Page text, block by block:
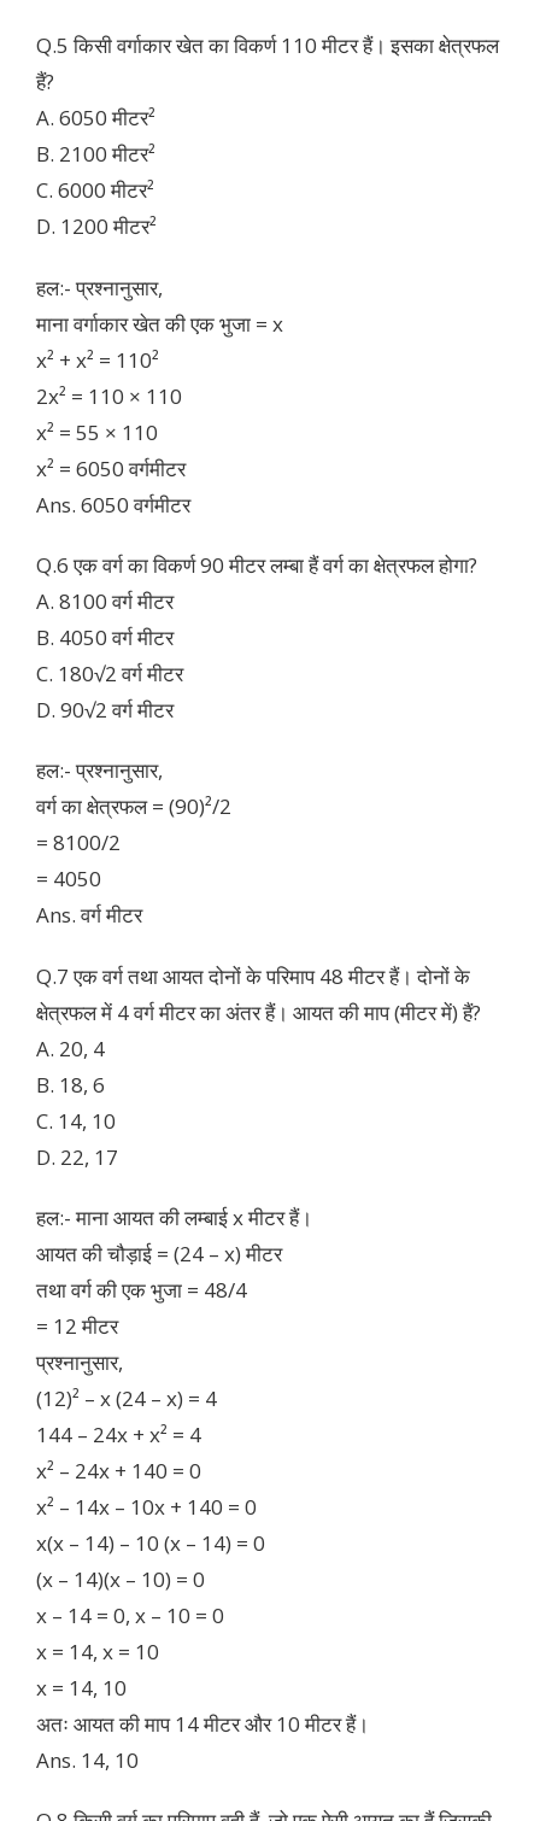
Q.5 किसी वर्गाकार खेत का विकर्ण 110 मीटर हैं। इसका क्षेत्रफल
हैं?
A. 6050 मीटर²
B. 2100 मीटर²
C. 6000 मीटर²
D. 1200 मीटर²
हल:- प्रश्नानुसार,
माना वर्गाकार खेत की एक भुजा = x
x² + x² = 110²
2x² = 110 × 110
x² = 55 × 110
x² = 6050 वर्गमीटर
Ans. 6050 वर्गमीटर
Q.6 एक वर्ग का विकर्ण 90 मीटर लम्बा हैं वर्ग का क्षेत्रफल होगा?
A. 8100 वर्ग मीटर
B. 4050 वर्ग मीटर
C. 180√2 वर्ग मीटर
D. 90√2 वर्ग मीटर
हल:- प्रश्नानुसार,
वर्ग का क्षेत्रफल = (90)²/2
= 8100/2
= 4050
Ans. वर्ग मीटर
Q.7 एक वर्ग तथा आयत दोनों के परिमाप 48 मीटर हैं। दोनों के
क्षेत्रफल में 4 वर्ग मीटर का अंतर हैं। आयत की माप (मीटर में) हैं?
A. 20, 4
B. 18, 6
C. 14, 10
D. 22, 17
हल:- माना आयत की लम्बाई x मीटर हैं।
आयत की चौड़ाई = (24 – x) मीटर
तथा वर्ग की एक भुजा = 48/4
= 12 मीटर
प्रश्नानुसार,
(12)² – x (24 – x) = 4
144 – 24x + x² = 4
x² – 24x + 140 = 0
x² – 14x – 10x + 140 = 0
x(x – 14) – 10 (x – 14) = 0
(x – 14)(x – 10) = 0
x – 14 = 0, x – 10 = 0
x = 14, x = 10
x = 14, 10
अतः आयत की माप 14 मीटर और 10 मीटर हैं।
Ans. 14, 10